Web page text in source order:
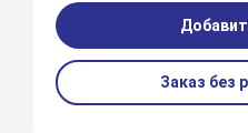
Заказ без